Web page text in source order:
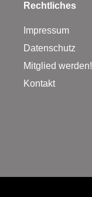
Rechtliches
Impressum
Datenschutz
Mitglied werden!
Kontakt